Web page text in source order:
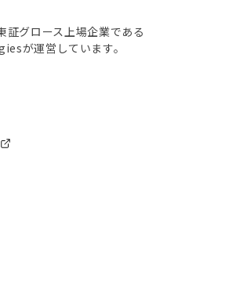
証グロース上場企業である
が運営しています。